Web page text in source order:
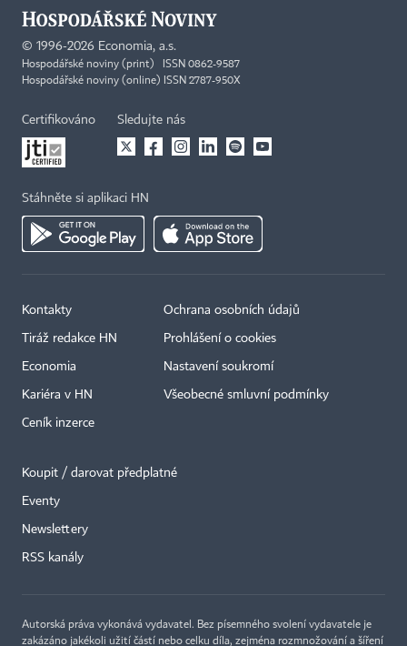
© 1996-2026 Economia, a.s.
Hospodářské noviny (print) ISSN 0862-9587
Hospodářské noviny (online) ISSN 2787-950X
Certifikováno Sledujte nás
Stáhněte si aplikaci HN
Kontakty
Tiráž redakce HN
Economia
Kariéra v HN
Ceník inzerce
Ochrana osobních údajů
Prohlášení o cookies
Nastavení soukromí
Všeobecné smluvní podmínky
Koupit / darovat předplatné
Eventy
Newslettery
RSS kanály
Autorská práva vykonává vydavatel. Bez písemného svolení vydavatele je
zakázáno jakékoli užití částí nebo celku díla, zejména rozmnožování a šíření